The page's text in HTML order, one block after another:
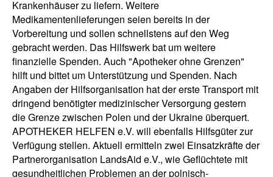
Krankenhäuser zu liefern. Weitere
Medikamentenlieferungen seien bereits in der
Vorbereitung und sollen schnellstens auf den Weg
gebracht werden. Das Hilfswerk bat um weitere
finanzielle Spenden. Auch "Apotheker ohne Grenzen"
hilft und bittet um Unterstützung und Spenden. Nach
Angaben der Hilfsorganisation hat der erste Transport mit
dringend benötigter medizinischer Versorgung gestern
die Grenze zwischen Polen und der Ukraine überquert.
APOTHEKER HELFEN e.V. will ebenfalls Hilfsgüter zur
Verfügung stellen. Aktuell ermitteln zwei Einsatzkräfte der
Partnerorganisation LandsAid e.V., wie Geflüchtete mit
gesundheitlichen Problemen an der polnisch-